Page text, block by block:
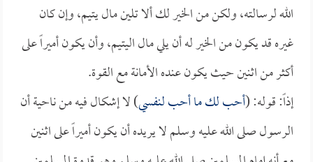
الله لرسالته، ولكن من الخير لك ألا تلين مال يتيم، وإن كان
غيره قد يكون من الخير له أن يلي مال اليتيم، وأن يكون أميراً على
أكثر من اثنين حيث يكون عنده الأمانة مع القوة.
إذاً: قوله: (أحب لك ما أحب لنفسي) لا إشكال فيه من ناحية أن
الرسول صلى الله عليه وسلم لا يريده أن يكون أميراً على اثنين